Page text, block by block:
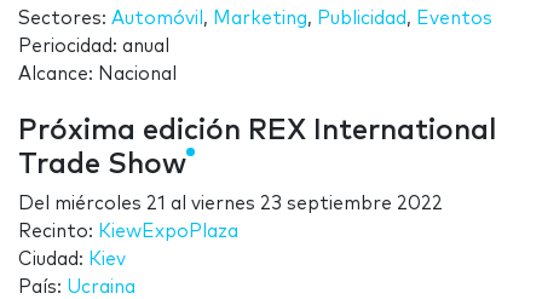
Sectores: Automóvil , Marketing, Publicidad , Eventos
Periocidad: anual
Alcance: Nacional
Próxima edición REX International
Trade Show
Del miércoles 21 al viernes 23 septiembre 2022
Recinto: KiewExpoPlaza
Ciudad: Kiev
País: Ucraina